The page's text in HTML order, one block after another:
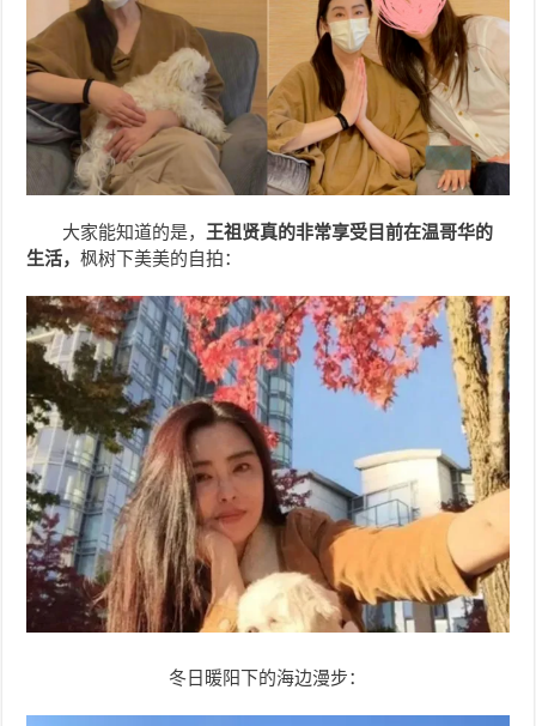
大家能知道的是， 王祖贤真的非常享受目前在温哥华的
生活，枫树下美美的自拍：
冬日暖阳下的海边漫步：